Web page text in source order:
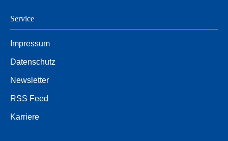
Service
Impressum
Datenschutz
Newsletter
RSS Feed
Karriere